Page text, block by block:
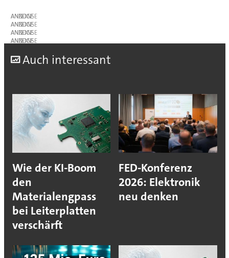
ANZEIGE
ANZEIGE
ANZEIGE
ANZEIGE
Auch interessant
Wie der KI-Boom
den
Materialengpass
bei Leiterplatten
verschärft
FED-Konferenz
2026: Elektronik
neu denken